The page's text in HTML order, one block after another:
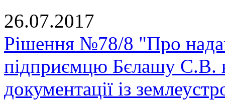
26.07.2017
Рішення №78/8 "Про
підприємцю Бєлашу С.В.
документації із